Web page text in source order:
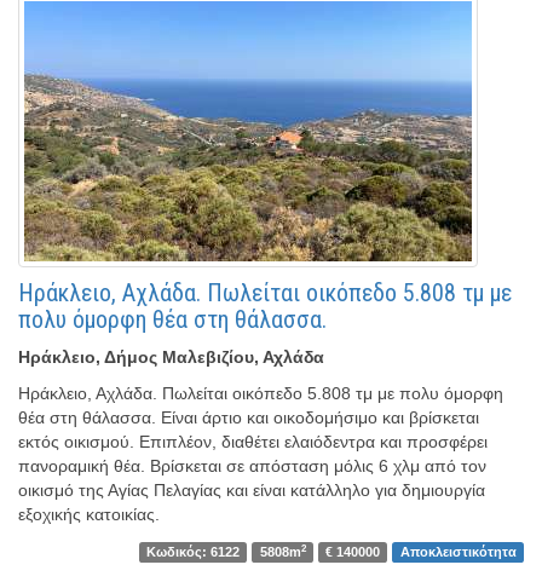
Ηράκλειο, Αχλάδα. Πωλείται οικόπεδο 5.808 τμ με
πολυ όμορφη θέα στη θάλασσα.
Ηράκλειο, Δήμος Μαλεβιζίου, Αχλάδα
Ηράκλειο, Αχλάδα. Πωλείται οικόπεδο 5.808 τμ με πολυ όμορφη
θέα στη θάλασσα. Είναι άρτιο και οικοδομήσιμο και βρίσκεται
εκτός οικισμού. Επιπλέον, διαθέτει ελαιόδεντρα και προσφέρει
πανοραμική θέα. Βρίσκεται σε απόσταση μόλις 6 χλμ από τον
οικισμό της Αγίας Πελαγίας και είναι κατάλληλο για δημιουργία
εξοχικής κατοικίας.
Κωδικός: 6122 5808m2 € 140000 Αποκλειστικότητα